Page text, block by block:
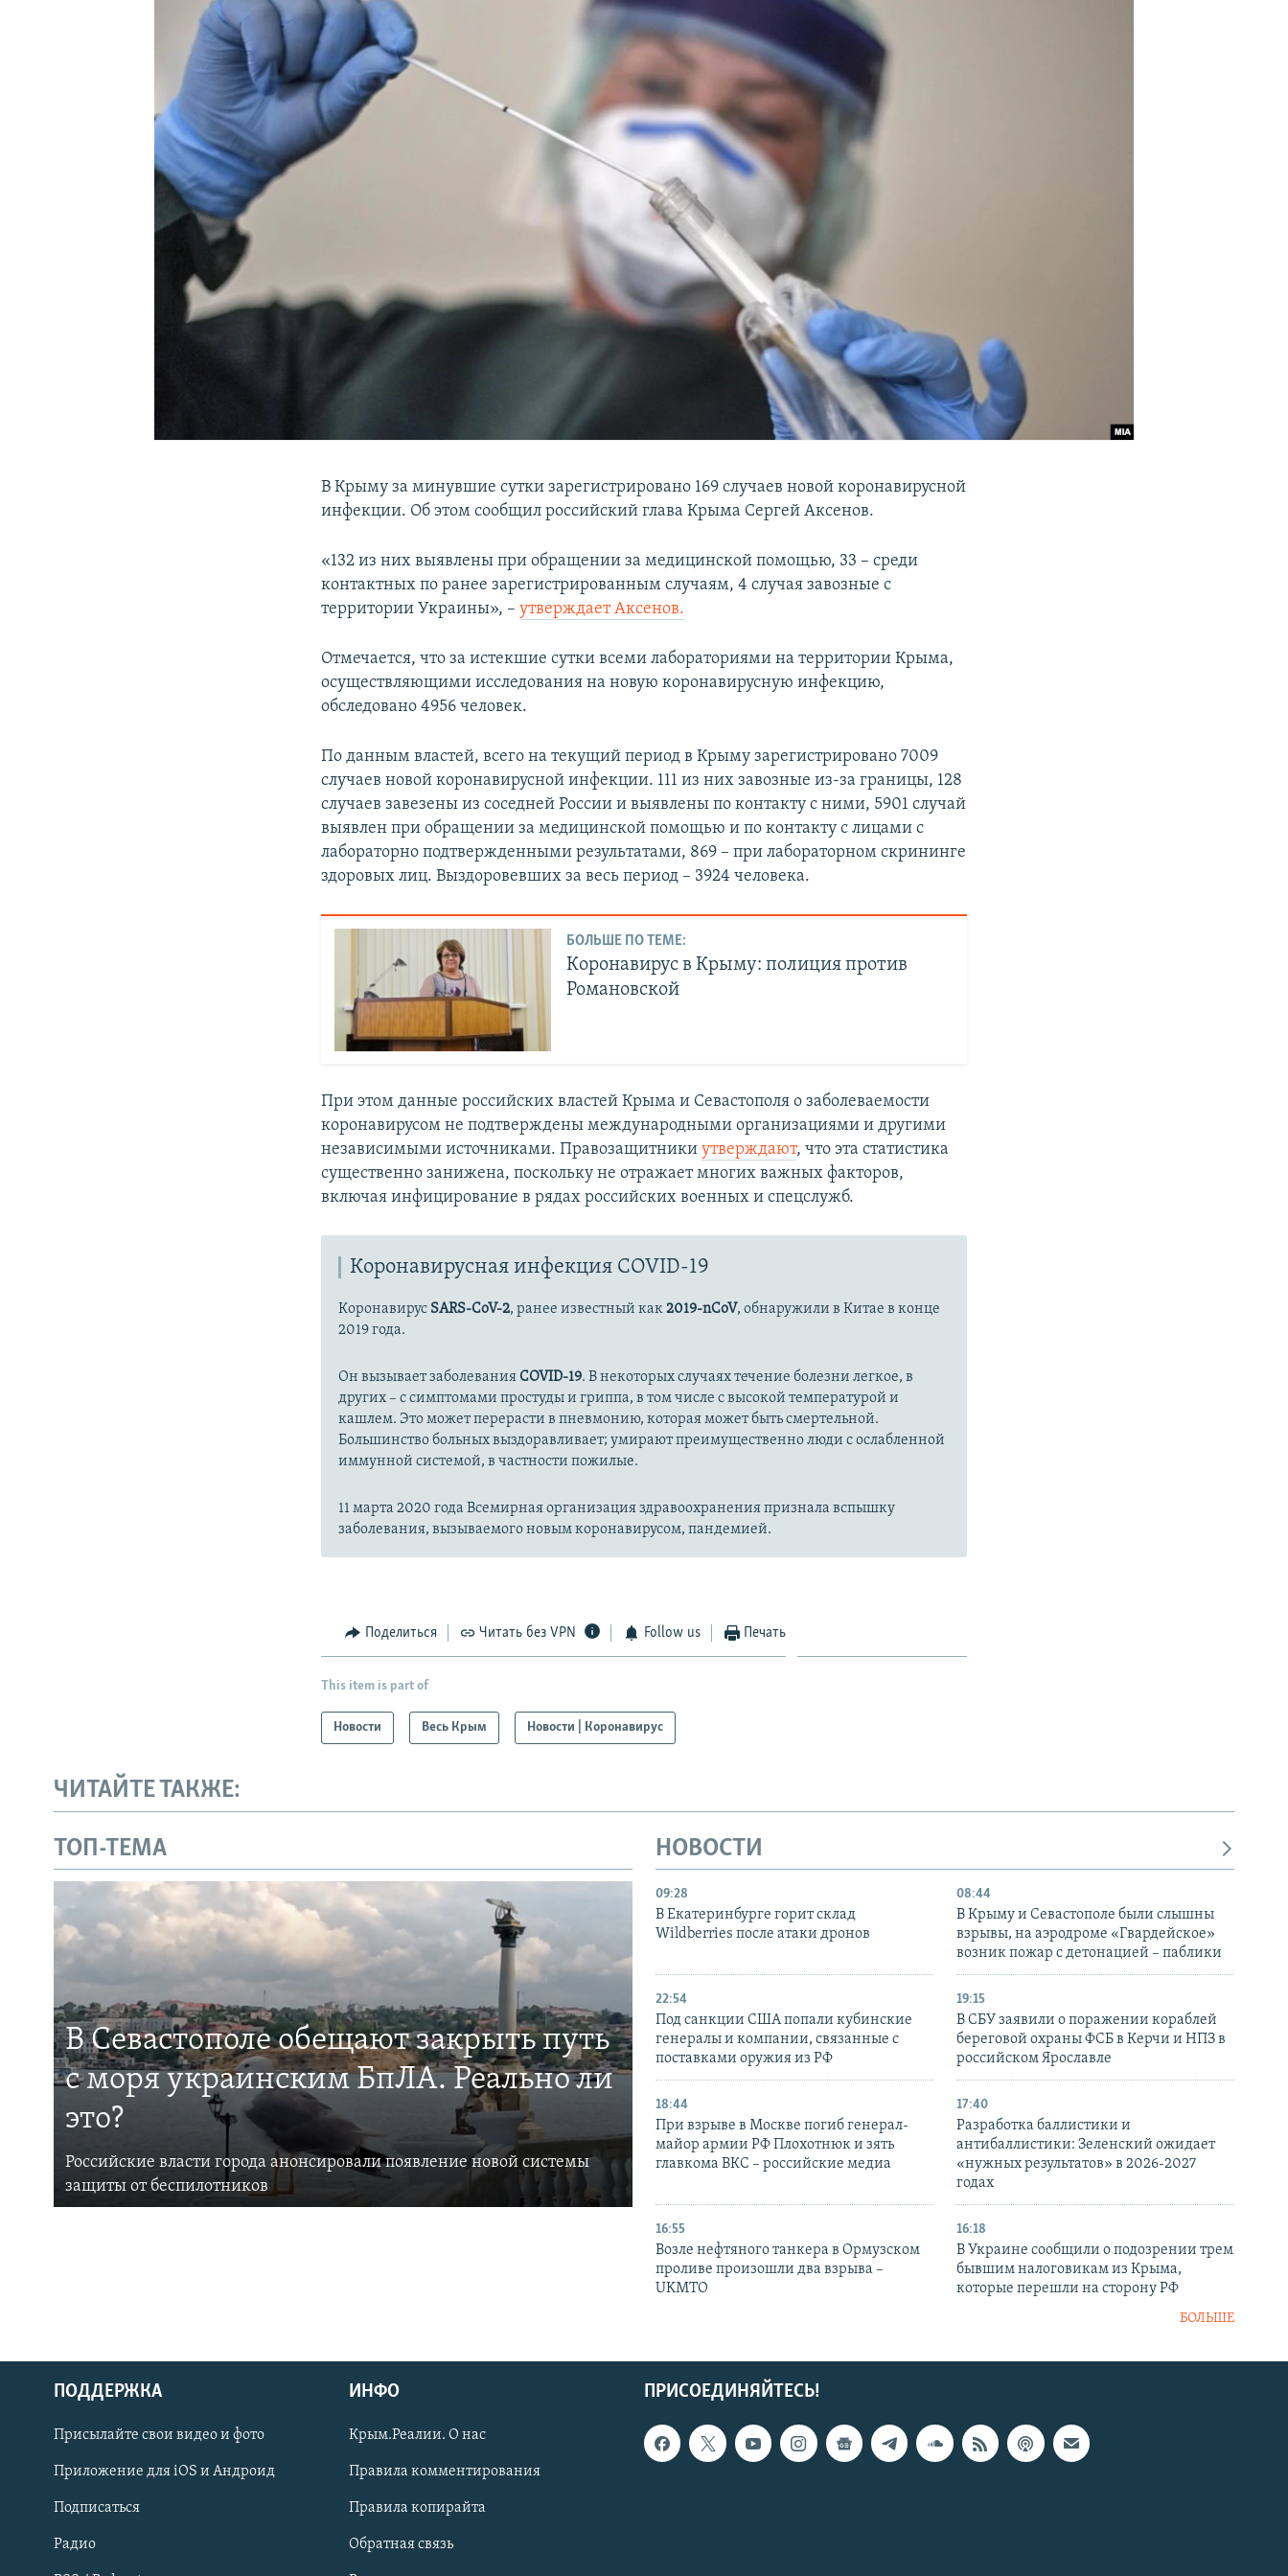
УКРАИНСКАЯ ПРОБЛЕМА КРЫМА
Українською
Qırımtatar
ПРИСОЕДИНЯЙТЕСЬ!
В Крыму за минувшие сутки зарегистрировано 169 случаев новой коронавирусной
инфекции. Об этом сообщил российский глава Крыма Сергей Аксенов.
«132 из них выявлены при обращении за медицинской помощью, 33 – среди
контактных по ранее зарегистрированным случаям, 4 случая завозные с
территории Украины», –утверждает Аксенов.
Отмечается, что за истекшие сутки всеми лабораториями на территории Крыма,
осуществляющими исследования на новую коронавирусную инфекцию,
обследовано 4956 человек.
По данным властей, всего на текущий период в Крыму зарегистрировано 7009
случаев новой коронавирусной инфекции. 111 из них завозные из-за границы, 128
случаев завезены из соседней России и выявлены по контакту с ними, 5901 случай
выявлен при обращении за медицинской помощью и по контакту с лицами с
лабораторно подтвержденными результатами, 869 – при лабораторном скрининге
здоровых лиц. Выздоровевших за весь период – 3924 человека.
БОЛЬШЕ ПО ТЕМЕ:
Коронавирус в Крыму: полиция против
Романовской
При этом данные российских властей Крыма и Севастополя о заболеваемости
коронавирусом не подтверждены международными организациями и другими
независимыми источниками. Правозащитникиутверждают, что эта статистика
существенно занижена, поскольку не отражает многих важных факторов,
включая инфицирование в рядах российских военных и спецслужб.
Коронавирусная инфекция COVID-19
Коронавирус SARS-CoV-2, ранее известный как2019-nCoV, обнаружили в Китае в конце
2019 года.
Он вызывает заболеванияCOVID-19. В некоторых случаях течение болезни легкое, в
других – с симптомами простуды и гриппа, в том числе с высокой температурой и
кашлем. Это может перерасти в пневмонию, которая может быть смертельной.
Большинство больных выздоравливает; умирают преимущественно люди с ослабленной
иммунной системой, в частности пожилые.
11 марта 2020 года Всемирная организация здравоохранения признала вспышку
заболевания, вызываемого новым коронавирусом, пандемией.
Поделиться Читать без VPN Follow us Печать
This item is part of
Новости Весь Крым Новости | Коронавирус
ЧИТАЙТЕ ТАКЖЕ:
ТОП-ТЕМА
В Севастополе обещают закрыть путь
с моря украинским БпЛА. Реально ли
это?
Российские власти города анонсировали появление новой системы
защиты от беспилотников
НОВОСТИ
09:28
В Екатеринбурге горит склад
Wildberries после атаки дронов
08:44
В Крыму и Севастополе были слышны
взрывы, на аэродроме «Гвардейское»
возник пожар с детонацией – паблики
22:54
Под санкции США попали кубинские
генералы и компании, связанные с
поставками оружия из РФ
19:15
В СБУ заявили о поражении кораблей
береговой охраны ФСБ в Керчи и НПЗ в
российском Ярославле
18:44
При взрыве в Москве погиб генерал-
майор армии РФ Плохотнюк и зять
главкома ВКС – российские медиа
17:40
Разработка баллистики и
антибаллистики: Зеленский ожидает
«нужных результатов» в 2026-2027
годах
16:55
Возле нефтяного танкера в Ормузском
проливе произошли два взрыва –
UKMTO
16:18
В Украине сообщили о подозрении трем
бывшим налоговикам из Крыма,
которые перешли на сторону РФ
БОЛЬШЕ
ПРИСОЕДИНЯЙТЕСЬ!
ПОДДЕРЖКА
Присылайте свои видео и фото
Приложение для iOS и Андроид
Подписаться
Радио
ИНФО
Крым.Реалии. О нас
Правила комментирования
Правила копирайта
Обратная связь